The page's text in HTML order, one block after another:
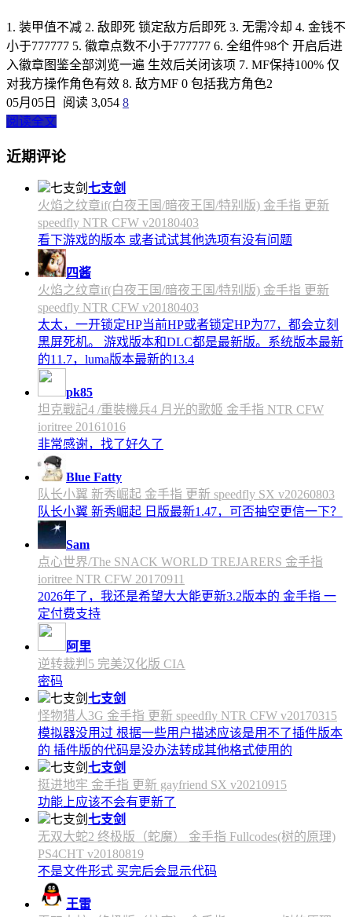
1. 装甲值不减 2. 敌即死 锁定敌方后即死 3. 无需冷却 4. 金钱不
小于777777 5. 徽章点数不小于777777 6. 全组件98个 开启后进
入徽章图鉴全部浏览一遍 生效后关闭该项 7. MF保持100% 仅
对我方操作角色有效 8. 敌方MF 0 包括我方角色2
05月05日
阅读 3,054 8
阅读全文
近期评论
七支剑
火焰之纹章if(白夜王国/暗夜王国/特别版) 金手指 更新
speedfly NTR CFW v20180403
看下游戏的版本 或者试试其他选项有没有问题
四酱
火焰之纹章if(白夜王国/暗夜王国/特别版) 金手指 更新
speedfly NTR CFW v20180403
太太，一开锁定HP当前HP或者锁定HP为77，都会立刻
黑屏死机。 游戏版本和DLC都是最新版。系统版本最新
的11.7，luma版本最新的13.4
pk85
坦克戰記4 /重裝機兵4 月光的歌姬 金手指 NTR CFW
ioritree 20161016
非常感谢，找了好久了
Blue Fatty
队长小翼 新秀崛起 金手指 更新 speedfly SX v20260803
队长小翼 新秀崛起 日版最新1.47，可否抽空更信一下？
Sam
点心世界/The SNACK WORLD TREJARERS 金手指
ioritree NTR CFW 20170911
2026年了，我还是希望大大能更新3.2版本的 金手指 一
定付费支持
阿里
逆转裁判5 完美汉化版 CIA
密码
七支剑
怪物猎人3G 金手指 更新 speedfly NTR CFW v20170315
模拟器没用过 根据一些用户描述应该是用不了插件版本
的 插件版的代码是没办法转成其他格式使用的
七支剑
挺进地牢 金手指 更新 gayfriend SX v20210915
功能上应该不会有更新了
七支剑
无双大蛇2 终极版（蛇魔） 金手指 Fullcodes(树的原理)
PS4CHT v20180819
不是文件形式 买完后会显示代码
王雷